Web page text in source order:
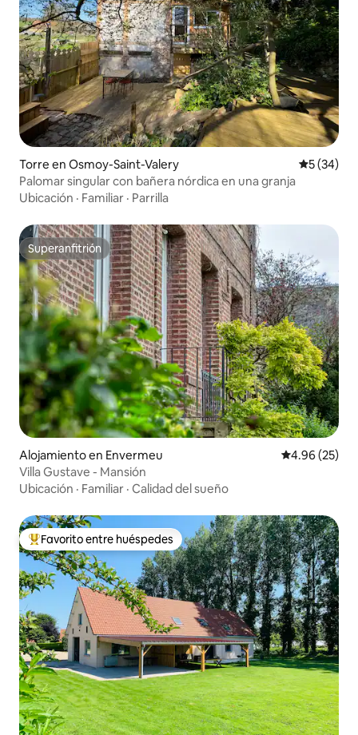
Torre en Osmoy-Saint-Valery
5 (34)
Palomar singular con bañera nórdica en una granja
Ubicación · Familiar · Parrilla
Superanfitrión
Superanfitrión
Alojamiento en Envermeu Calificación
4.96 (25)
Villa Gustave - Mansión
Ubicación · Familiar · Calidad del sueño
Favorito entre huéspedes preferido
Favorito entre huéspedes